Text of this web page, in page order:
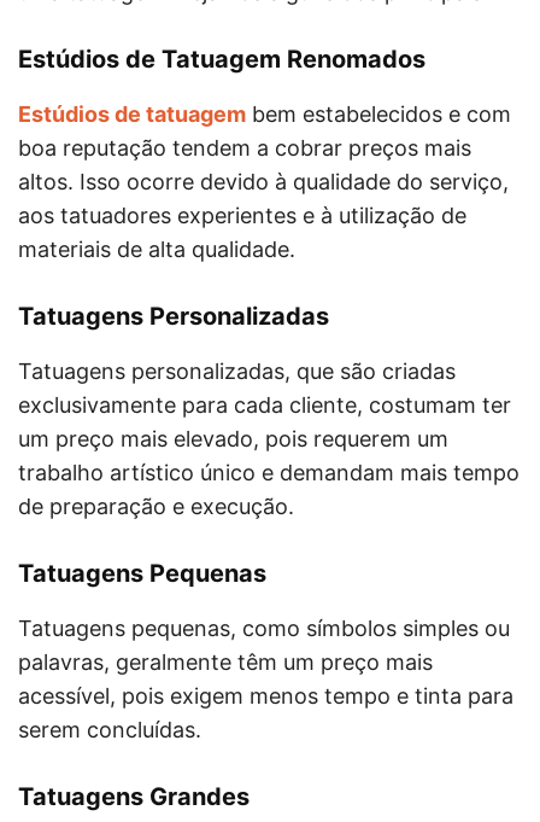
Estúdios de Tatuagem Renomados
Estúdios de tatuagem bem estabelecidos e com
boa reputação tendem a cobrar preços mais
altos. Isso ocorre devido à qualidade do serviço,
aos tatuadores experientes e à utilização de
materiais de alta qualidade.
Tatuagens Personalizadas
Tatuagens personalizadas, que são criadas
exclusivamente para cada cliente, costumam ter
um preço mais elevado, pois requerem um
trabalho artístico único e demandam mais tempo
de preparação e execução.
Tatuagens Pequenas
Tatuagens pequenas, como símbolos simples ou
palavras, geralmente têm um preço mais
acessível, pois exigem menos tempo e tinta para
serem concluídas.
Tatuagens Grandes